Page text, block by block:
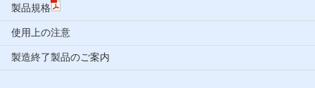
製品規格
使用上の注意
製造終了製品のご案内